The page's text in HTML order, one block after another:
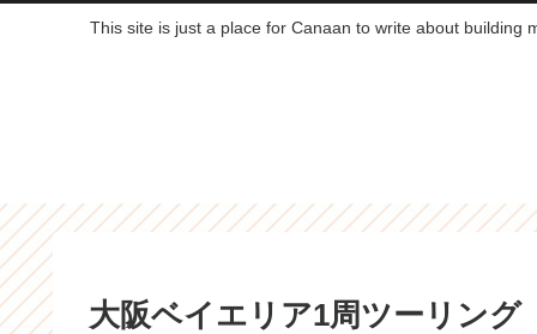
This site is just a place for Canaan to write about building
大阪ベイエリア1周ツーリング